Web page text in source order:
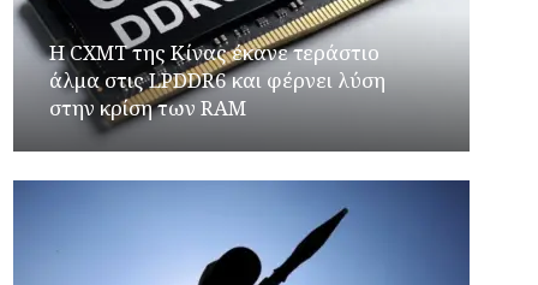
Η CXMT της Κίνας έκανε τεράστιο
άλμα στις LPDDR6 και φέρνει λύση
στην κρίση των RAM